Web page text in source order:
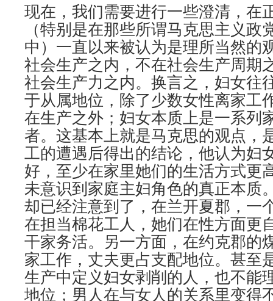
现在，我们需要进行一些澄清，在
（特别是在那些所谓马克思主义政
中）一直以来被认为是理所当然的
社会生产之内，不在社会生产周期
社会生产力之内。换言之，妇女往
于从属地位，除了少数女性离家工
在生产之外；妇女本质上是一系列
者。这基本上就是马克思的观点，
工的遭遇后得出的结论，他认为妇
好，至少在家里她们的生活方式更
未意识到家庭主妇角色的真正本质
却已经注意到了，在兰开夏郡，一
在担当棉花工人，她们在性方面更
干家务活。另一方面，在约克郡的
家工作，丈夫更占支配地位。甚至
生产中定义妇女剥削的人，也不能
地位；男人在与女人的关系里变得